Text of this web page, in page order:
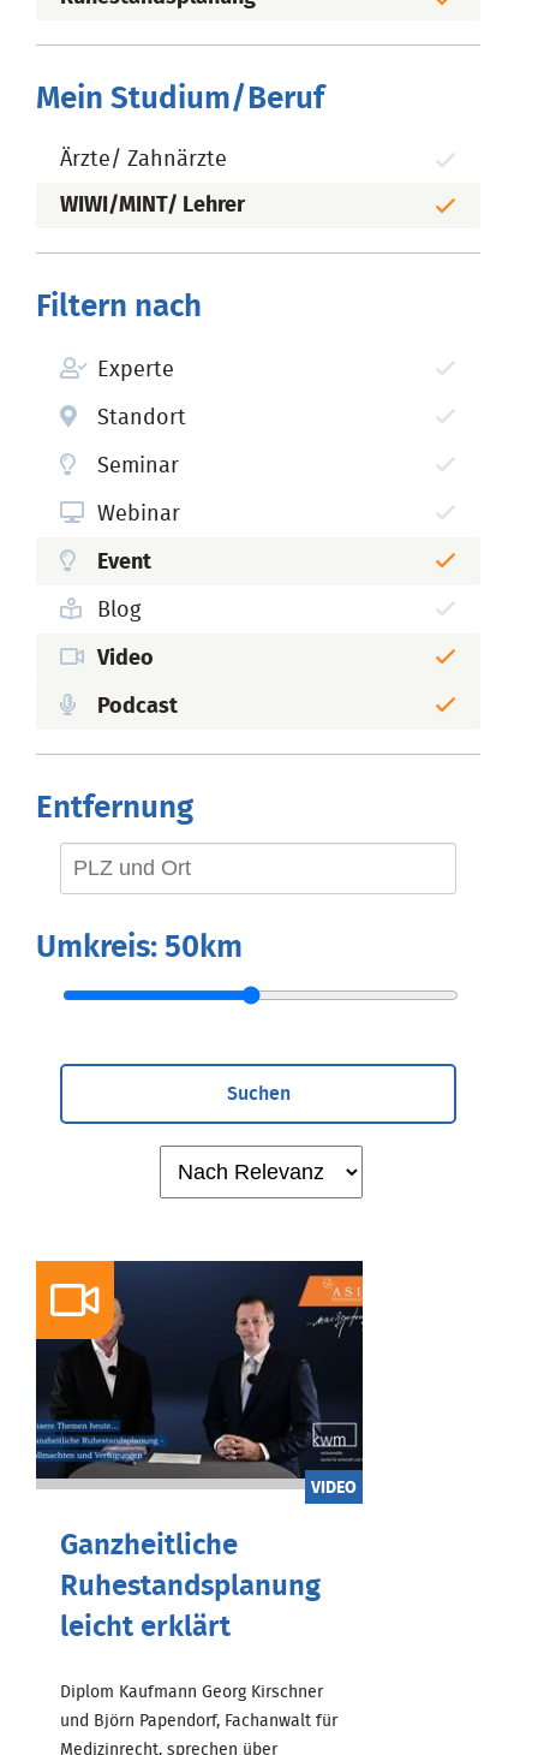
Mein Studium/Beruf
Ärzte/ Zahnärzte
WIWI/MINT/ Lehrer
Filtern nach
Experte
Standort
Seminar
Webinar
Event
Blog
Video
Podcast
Entfernung
Umkreis: 50km
Suchen
VIDEO
Ganzheitliche
Ruhestandsplanung
leicht erklärt
Diplom Kaufmann Georg Kirschner
und Björn Papendorf, Fachanwalt für
Medizinrecht, sprechen über